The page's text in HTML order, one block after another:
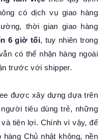
có dịch vụ giao hàng
thời gian giao hàng
6 giờ tối, tuy nhiên trong
có thể nhận hàng ngoài
trước với shipper.
được xây dựng dựa trên
tiêu dùng trẻ, những
tiện lợi. Chính vì vậy, để
Chủ nhật không, nền